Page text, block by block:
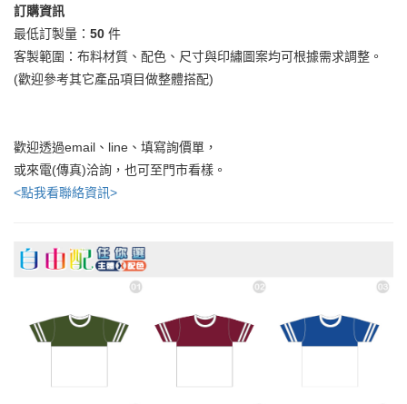
訂購資訊
最低訂製量： 50 件
客製範圍：布料材質、配色、尺寸與印繡圖案均可根據需求調整。
(歡迎參考其它產品項目做整體搭配)
歡迎透過email、line、填寫詢價單，
或來電(傳真)洽詢，也可至門市看樣。
<點我看聯絡資訊>